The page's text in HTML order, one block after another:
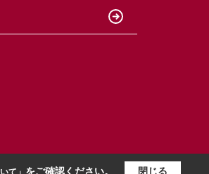
て」 をご確認ください。 閉じる